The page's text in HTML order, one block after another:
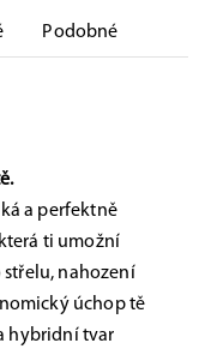
Podobné
a perfektně
ti umožní
nahození
úchop tě
hybridní tvar